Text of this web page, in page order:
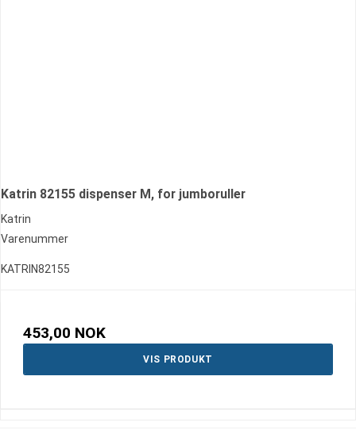
Katrin 82155 dispenser M, for jumboruller
Katrin
Varenummer
KATRIN82155
453,00 NOK
VIS PRODUKT